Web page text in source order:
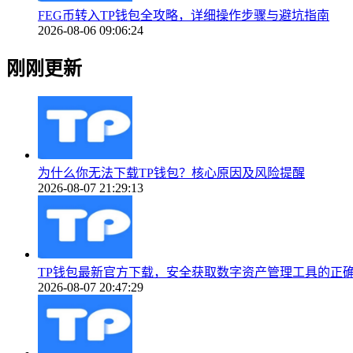
FEG币转入TP钱包全攻略，详细操作步骤与避坑指南
2026-08-06 09:06:24
刚刚更新
为什么你无法下载TP钱包？核心原因及风险提醒
2026-08-07 21:29:13
TP钱包最新官方下载，安全获取数字资产管理工具的正
2026-08-07 20:47:29